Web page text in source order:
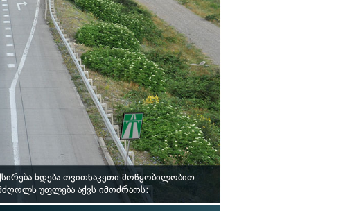
ხდება თვითნაკეთი მოწყობილობით
უფლება აქვს იმოძრაოს: